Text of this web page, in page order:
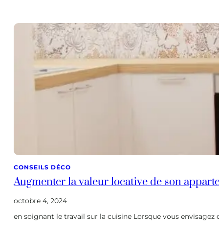
CONSEILS DÉCO
Augmenter la valeur locative de son
octobre 4, 2024
en soignant le travail sur la cuisine Lorsque vous